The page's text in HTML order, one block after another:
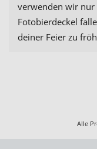
verwenden wir nur
Fotobierdeckel
deiner Feier zu
Alle